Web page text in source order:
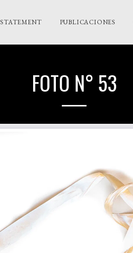
STATEMENT PUBLICACIONES
FOTO N° 53